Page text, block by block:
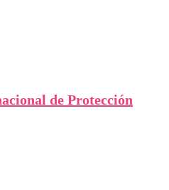
de Protección